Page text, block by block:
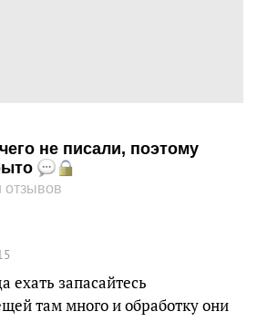
не писали, поэтому
отзывов
ехать запасайтесь
там много и обработку они